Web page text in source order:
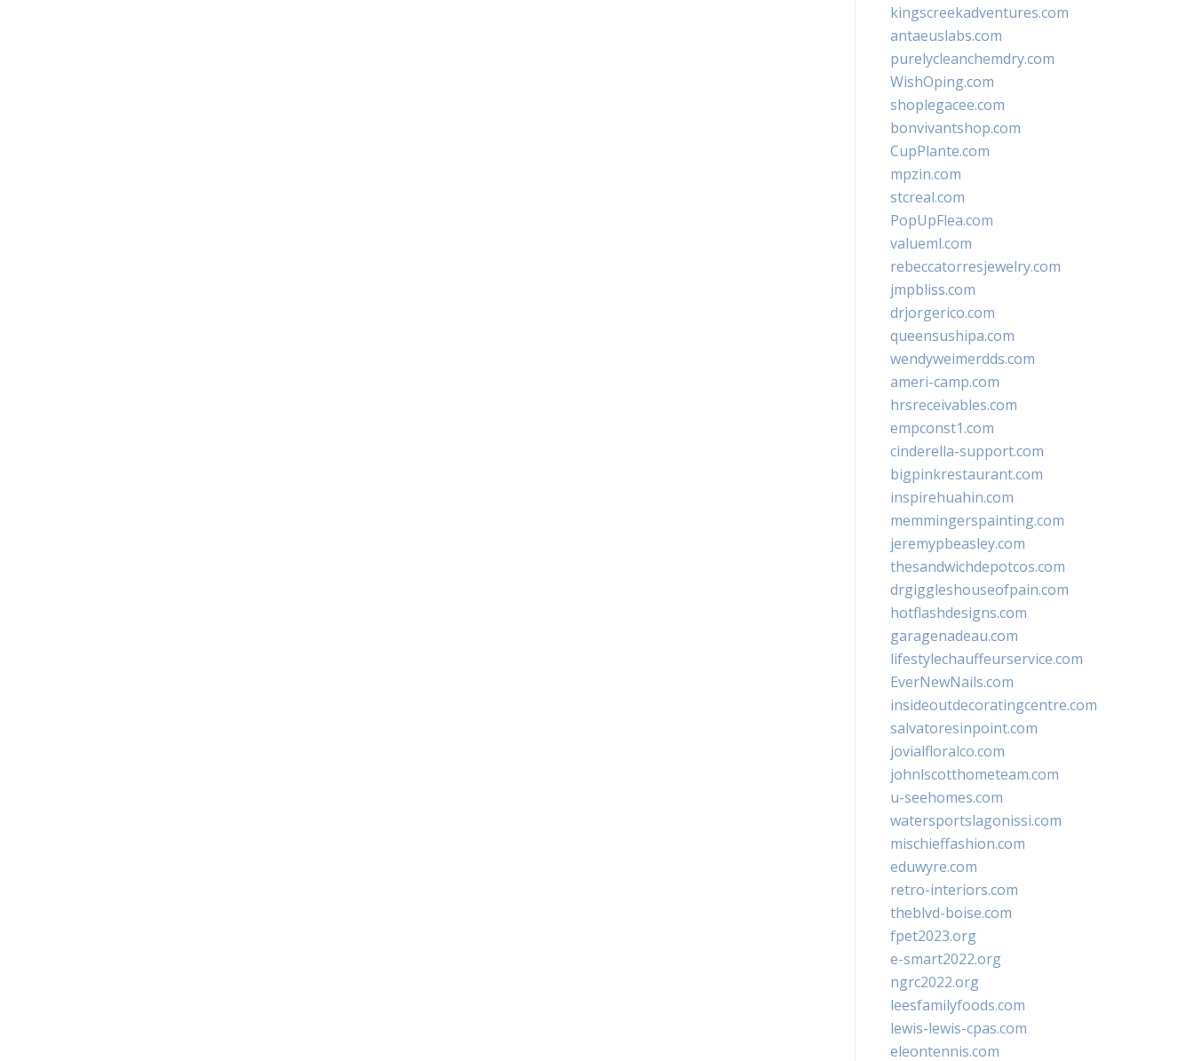
kingscreekadventures.com
antaeuslabs.com
purelycleanchemdry.com
WishOping.com
shoplegacee.com
bonvivantshop.com
CupPlante.com
mpzin.com
stcreal.com
PopUpFlea.com
valueml.com
rebeccatorresjewelry.com
jmpbliss.com
drjorgerico.com
queensushipa.com
wendyweimerdds.com
ameri-camp.com
hrsreceivables.com
empconst1.com
cinderella-support.com
bigpinkrestaurant.com
inspirehuahin.com
memmingerspainting.com
jeremypbeasley.com
thesandwichdepotcos.com
drgiggleshouseofpain.com
hotflashdesigns.com
garagenadeau.com
lifestylechauffeurservice.com
EverNewNails.com
insideoutdecoratingcentre.com
salvatoresinpoint.com
jovialfloralco.com
johnlscotthometeam.com
u-seehomes.com
watersportslagonissi.com
mischieffashion.com
eduwyre.com
retro-interiors.com
theblvd-boise.com
fpet2023.org
e-smart2022.org
ngrc2022.org
leesfamilyfoods.com
lewis-lewis-cpas.com
eleontennis.com